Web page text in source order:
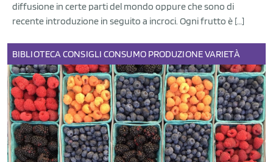
diffusione in certe parti del mondo oppure che sono di
recente introduzione in seguito a incroci. Ogni frutto è […]
BIBLIOTECACONSIGLI CONSUMO PRODUZIONEVARIETÀ